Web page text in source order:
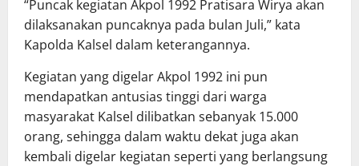
“Puncak kegiatan Akpol 1992 Pratisara Wirya akan
dilaksanakan puncaknya pada bulan Juli,” kata
Kapolda Kalsel dalam keterangannya.
Kegiatan yang digelar Akpol 1992 ini pun
mendapatkan antusias tinggi dari warga
masyarakat Kalsel dilibatkan sebanyak 15.000
orang, sehingga dalam waktu dekat juga akan
kembali digelar kegiatan seperti yang berlangsung